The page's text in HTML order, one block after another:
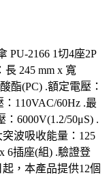
PU-2166 1切4座2P
245 mm x 寬
酯(PC) .額定電壓：
110VAC/60Hz .最
6000V(1.2/50μS) .
波吸收能量：125
6插座(組) .驗證登
，本產品提供12個